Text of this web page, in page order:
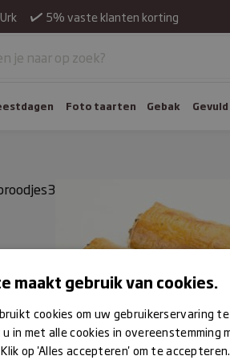
5% vaste klanten korting
Foto taarten Gebak
maakt gebruik van cookies.
cookies om uw gebruikerservaring
in met alle cookies in overeenstemming
op 'Alles accepteren' om te